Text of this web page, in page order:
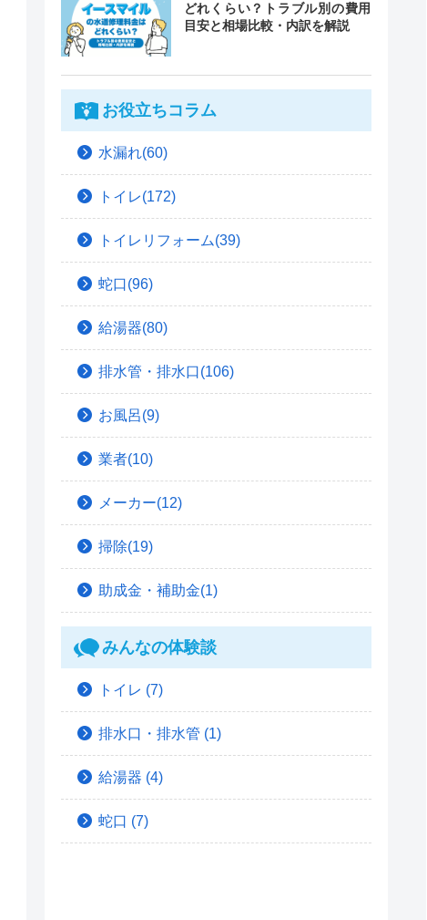
どれくらい？トラブル別の費用
目安と相場比較・内訳を解説
お役立ちコラム
水漏れ(60)
トイレ(172)
トイレリフォーム(39)
蛇口(96)
給湯器(80)
排水管・排水口(106)
お風呂(9)
業者(10)
メーカー(12)
掃除(19)
助成金・補助金(1)
みんなの体験談
トイレ (7)
排水口・排水管 (1)
給湯器 (4)
蛇口 (7)